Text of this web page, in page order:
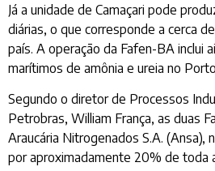
Já a unidade de Camaçari pode
diárias, o que corresponde a cerca
país. A operação da Fafen-BA inclui
marítimos de amônia e ureia no
Segundo o diretor de Processos
Petrobras, William França, as duas
Araucária Nitrogenados S.A. (Ansa),
por aproximadamente 20% de toda